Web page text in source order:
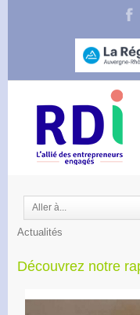
Aller à...
Actualités
Découvrez notre